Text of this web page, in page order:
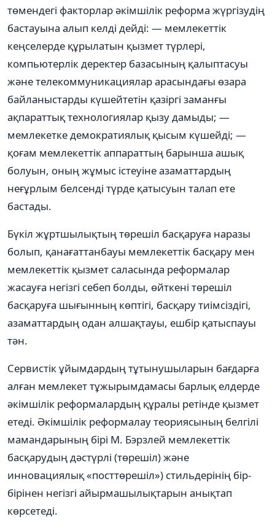
төмендегі факторлар əкімшілік реформа жүргізудің
бастауына алып келді дейді: — мемлекеттік
кеңселерде құрылатын қызмет түрлері,
компьютерлік деректер базасының қалыптасуы
жəне телекоммуникациялар арасындағы өзара
байланыстарды күшейтетін қазіргі заманғы
ақпараттық технологиялар қызу дамыды; —
мемлекетке демократиялық қысым күшейді; —
қоғам мемлекеттік аппараттың барынша ашық
болуын, оның жұмыс істеуіне азаматтардың
неғұрлым белсенді түрде қатысуын талап ете
бастады.
Бүкіл жұртшылықтың төрешіл басқаруға наразы
болып, қанағаттанбауы мемлекеттік басқару мен
мемлекеттік қызмет саласында реформалар
жасауға негізгі себеп болды, өйткені төрешіл
басқаруға шығынның көптігі, басқару тиімсіздігі,
азаматтардың одан алшақтауы, ешбір қатыспауы
тəн.
Сервистік ұйымдардың тұтынушыларын бағдарға
алған мемлекет тұжырымдамасы барлық елдерде
əкімшілік реформалардың құралы ретінде қызмет
етеді. Əкімшілік реформалау теориясының белгілі
мамандарының бірі М. Бэрзлей мемлекеттік
басқарудың дəстүрлі (төрешіл) жəне
инновациялық «посттөрешіл») стильдерінің бір-
бірінен негізгі айырмашылықтарын анықтап
көрсетеді.